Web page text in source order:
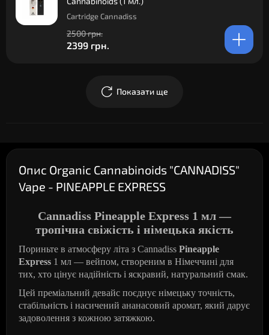
Cartridge Cannadiss
2500 грн.
2399 грн.
Показати ще
Опис Organic Cannabinoids "CANNADISS"
Vape - PINEAPPLE EXPRESS
Cannadiss Pineapple Express 1 мл —
тропічна свіжість і німецька якість
Пориньте в атмосферу літа з Cannadiss Pineapple
Express 1 мл — вейпом, створеним в Німеччині для
тих, хто цінує надійність і яскравий, натуральний смак.
Цей преміальний девайс поєднує німецьку точність,
стабільність і насичений ананасовий аромат, який дарує
задоволення з кожною затяжкою.